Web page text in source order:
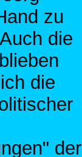
zu
die
die
der